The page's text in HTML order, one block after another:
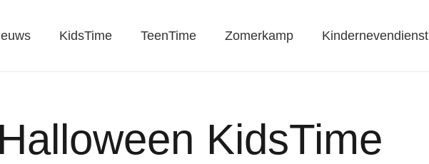
KidsTime TeenTime Zomerkamp Kindernevendienst
Halloween KidsTime